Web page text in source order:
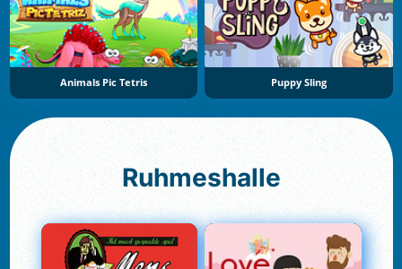
Animals Pic Tetris Puppy Sling
Ruhmeshalle